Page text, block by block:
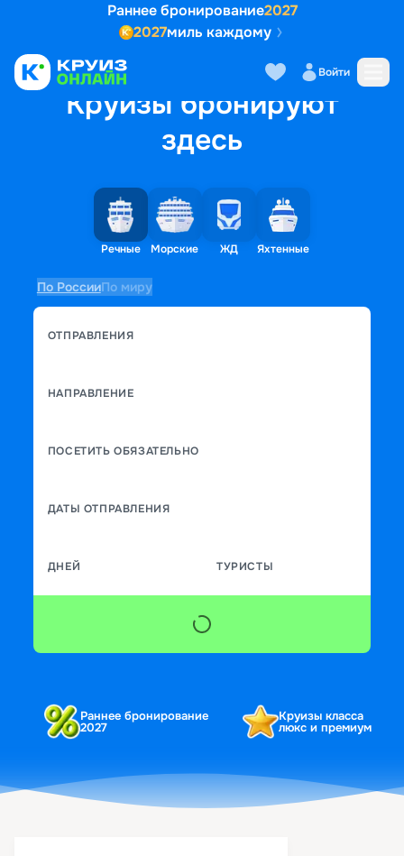
Раннее бронирование2027
2027миль каждому
Войти
Круизы бронируют
здесь
Речные Морские ЖД Яхтенные
По РоссииПо миру
ОТПРАВЛЕНИЯ
НАПРАВЛЕНИЕ
ПОСЕТИТЬ ОБЯЗАТЕЛЬНО
ДАТЫ ОТПРАВЛЕНИЯ
ДНЕЙ ТУРИСТЫ
Раннее бронирование
2027
Круизы класса
люкс и премиум